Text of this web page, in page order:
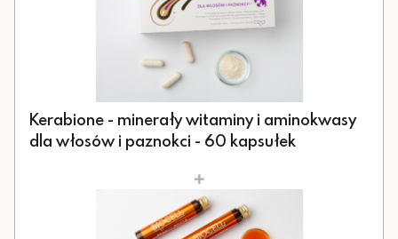
Kerabione - minerały witaminy i aminokwasy
dla włosów i paznokci - 60 kapsułek
+